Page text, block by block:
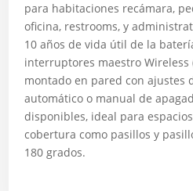
para habitaciones recámara,
oficina, restrooms, y
10 años de vida útil de la
interruptores maestro Wireless
montado en pared con ajustes
automático o manual de
disponibles, ideal para
cobertura como pasillos y
180 grados.